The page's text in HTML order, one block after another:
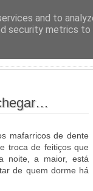
mafarricos de dente
troca de feitiços que
noite, a maior, está
de quem dorme há
and to
security metrics